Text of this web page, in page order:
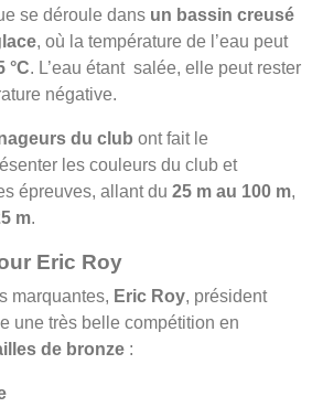
se déroule dans un bassin creusé
, où la température de l’eau peut
°C. L’eau étant salée, elle peut rester
négative.
du club ont fait le
les couleurs du club et
épreuves, allant du 25 m au 100 m,
m.
Eric Roy
marquantes, Eric Roy, président
une très belle compétition en
de bronze :